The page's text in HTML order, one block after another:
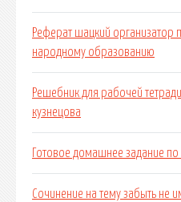
Реферат шацкий организатор
народному образованию
Решебник для рабочей
кузнецова
Готовое домашнее задание
Сочинение на тему забыть не